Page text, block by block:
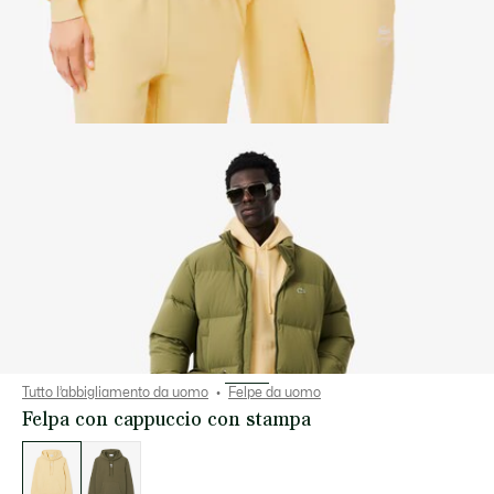
Tutto l’abbigliamento da uomo Felpe da uomo
Felpa con cappuccio con stampa
Elenco
delle
varianti